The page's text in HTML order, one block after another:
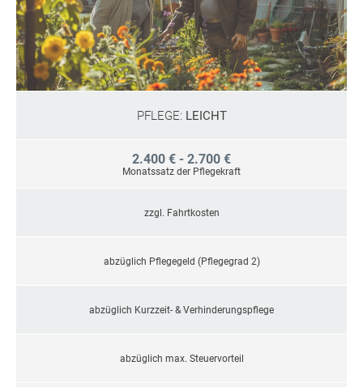
PFLEGE: LEICHT
2.400 € - 2.700 €
Monatssatz der Pflegekraft
zzgl. Fahrtkosten
abzüglich Pflegegeld (Pflegegrad 2)
abzüglich Kurzzeit- & Verhinderungspflege
abzüglich max. Steuervorteil